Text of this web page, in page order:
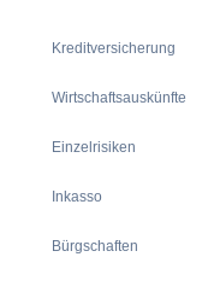
Kreditversicherung
Wirtschaftsauskünfte
Einzelrisiken
Inkasso
Bürgschaften